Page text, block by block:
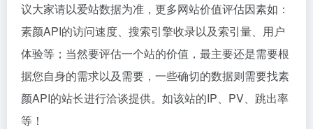
议大家请以爱站数据为准，更多网站价值评估因素如：
素颜API的访问速度、搜索引擎收录以及索引量、用户
体验等；当然要评估一个站的价值，最主要还是需要根
据您自身的需求以及需要，一些确切的数据则需要找素
颜API的站长进行洽谈提供。如该站的IP、PV、跳出率
等！